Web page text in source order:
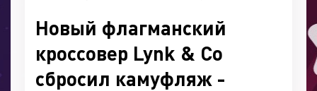
Новый флагманский
кроссовер Lynk & Co
сбросил камуфляж -